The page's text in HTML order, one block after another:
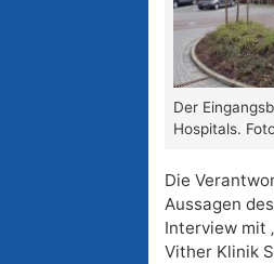
Der
Hospitals.
Die
Aussagen
Interview mit
Vither Klinik